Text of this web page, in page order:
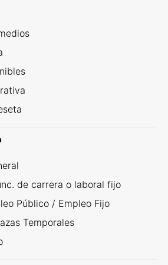
de carrera o laboral fijo
Público / Empleo Fijo
Temporales